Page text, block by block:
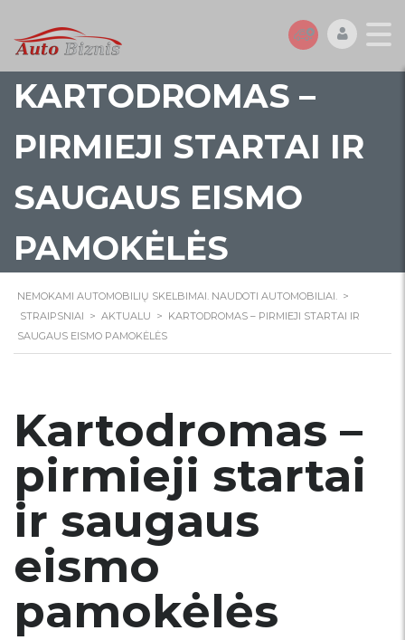
KARTODROMAS –
PIRMIEJI STARTAI IR
SAUGAUS EISMO
PAMOKĖLĖS
NEMOKAMI AUTOMOBILIŲ SKELBIMAI. NAUDOTI AUTOMOBILIAI. >
STRAIPSNIAI > AKTUALU > KARTODROMAS – PIRMIEJI STARTAI IR
SAUGAUS EISMO PAMOKĖLĖS
Kartodromas –
pirmieji startai
ir saugaus
eismo
pamokėlės